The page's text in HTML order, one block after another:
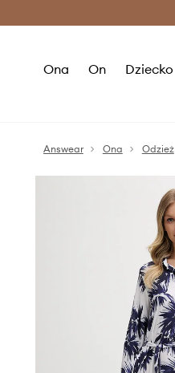
Ona On Dziecko
Answear Ona Odzież